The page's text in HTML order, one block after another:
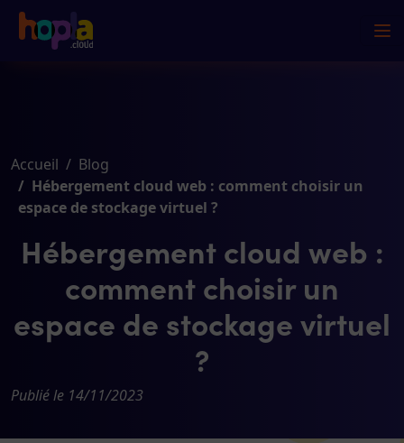
Accueil
Blog
Hébergement cloud web : comment choisir un
espace de stockage virtuel ?
Hébergement cloud web :
comment choisir un
espace de stockage virtuel
?
Publié le 14/11/2023